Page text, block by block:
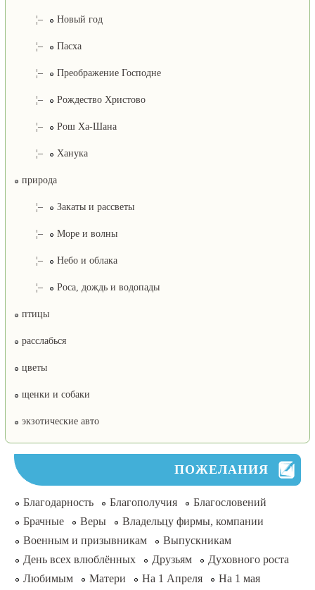
¦– Новый год
¦– Пасха
¦– Преображение Господне
¦– Рождество Христово
¦– Рош Ха-Шана
¦– Ханука
природа
¦– Закаты и рассветы
¦– Море и волны
¦– Небо и облака
¦– Роса, дождь и водопады
птицы
расслабься
цветы
щенки и собаки
экзотические авто
ПОЖЕЛАНИЯ
Благодарность Благополучия
Благословений
Брачные
Веры
Владельцу фирмы, компании
Военным и призывникам
Выпускникам
День всех влюблённых
Друзьям
Духовного роста
Любимым
Матери На 1 Апреля
На 1 мая